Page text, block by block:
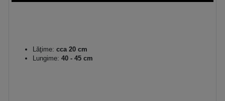
Lăţime: cca 20 cm
Lungime: 40 - 45 cm